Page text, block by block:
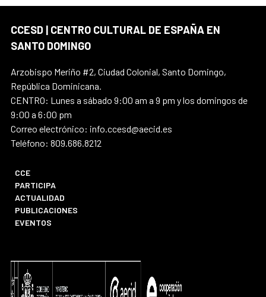
CCESD | CENTRO CULTURAL DE ESPAÑA EN
SANTO DOMINGO
Arzobispo Meriño #2, Ciudad Colonial, Santo Domingo,
República Dominicana.
CENTRO: Lunes a sábado 9:00 am a 9 pm y los domingos de
9:00 a 6:00 pm
Correo electrónico: info.ccesd@aecid.es
Teléfono: 809.686.8212
CCE
PARTICIPA
ACTUALIDAD
PUBLICACIONES
EVENTOS